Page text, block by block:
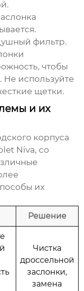
фильтр.
чтобы
Не используйте
щетки.
и их
корпуса
Niva, со
их
Решение
Чистка
дроссельной
заслонки,
замена